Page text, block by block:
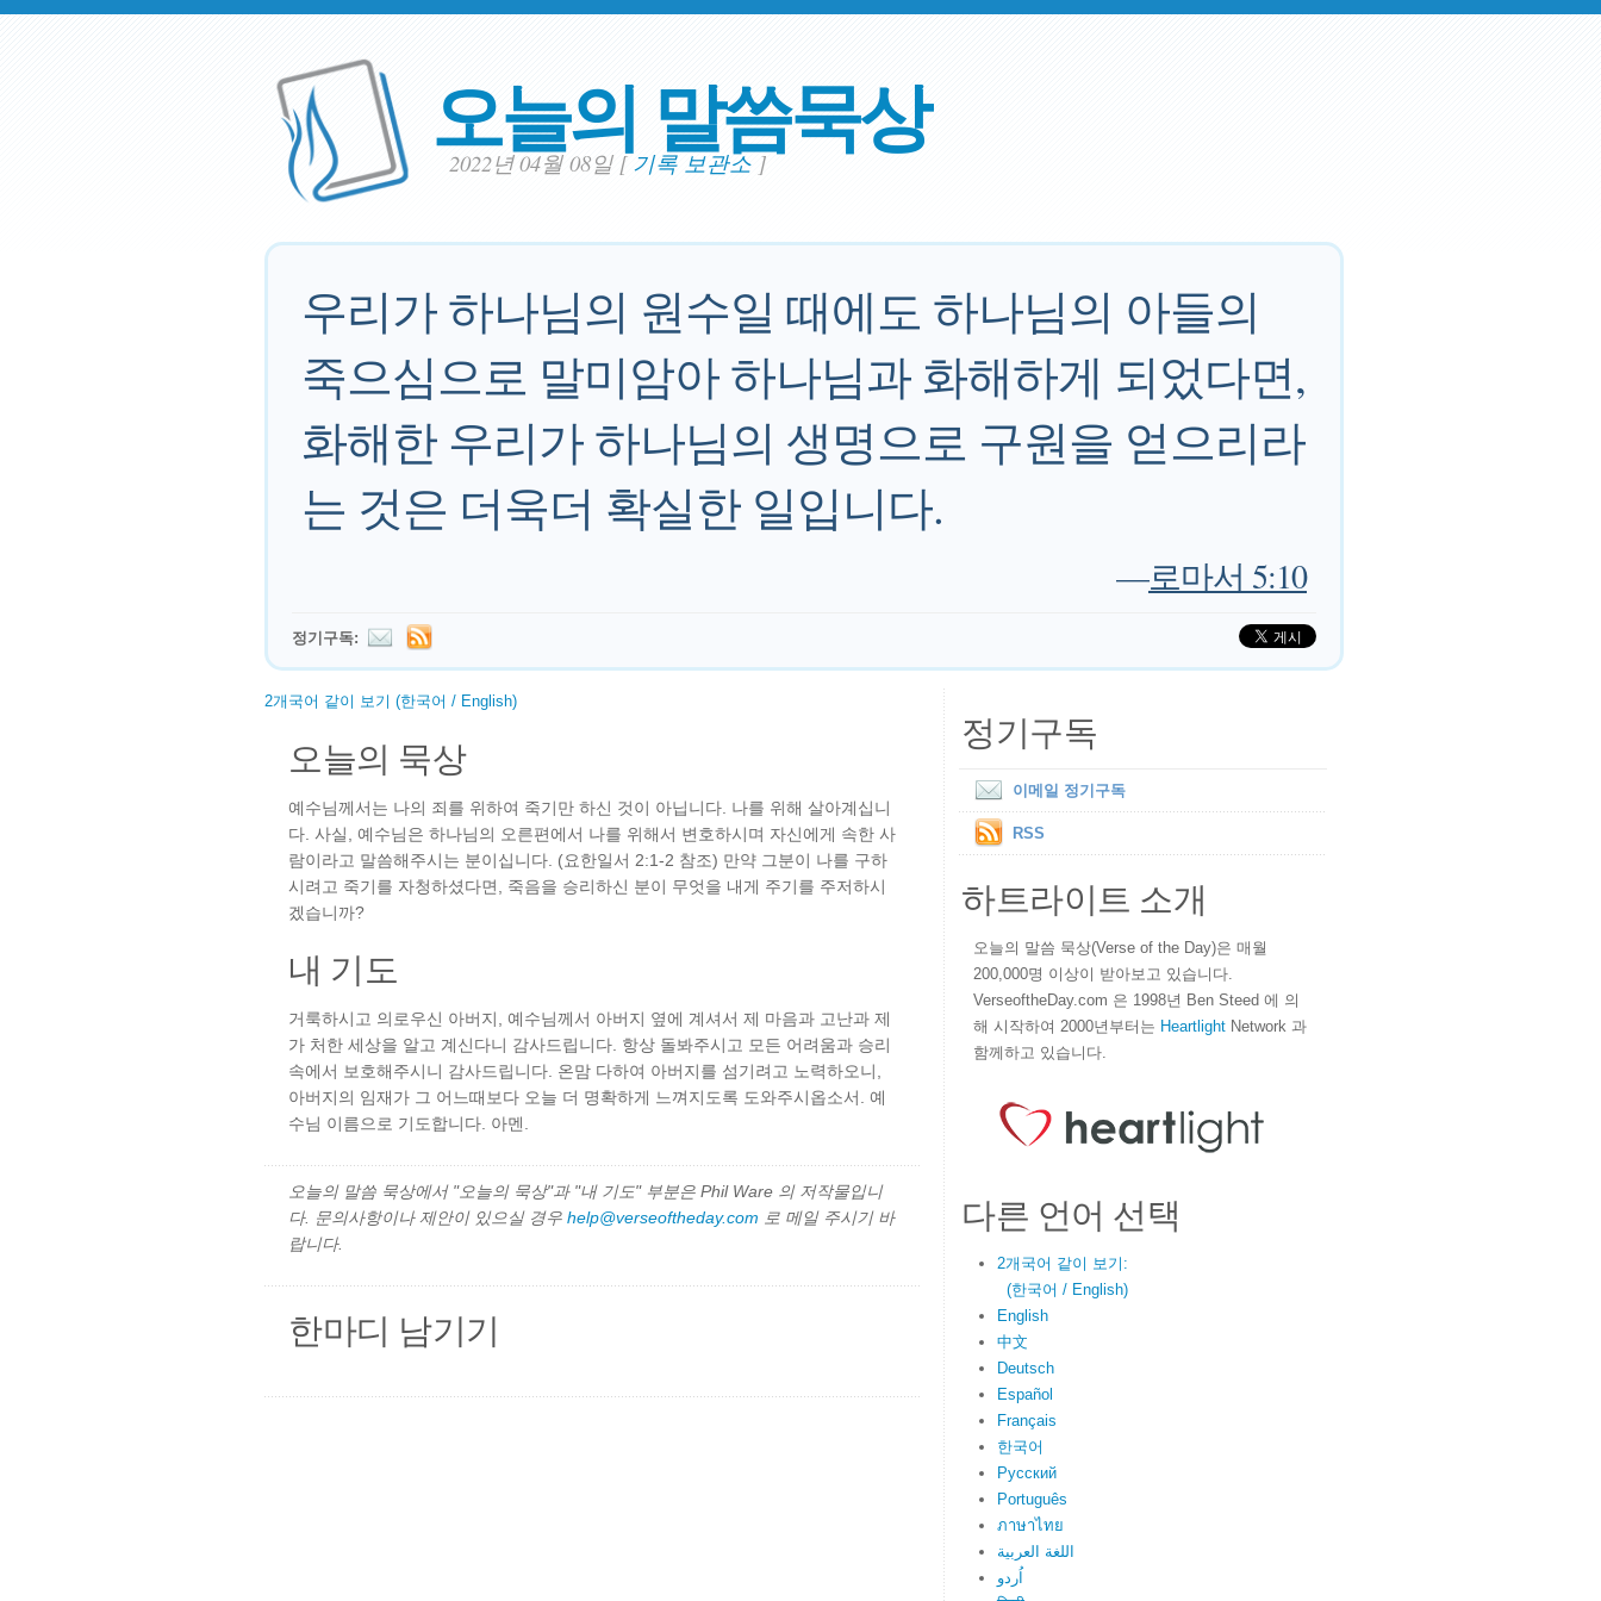
오늘의 말씀묵상
2022년 04월 08일 [기록 보관소]
우리가 하나님의 원수일 때에도 하나님의 아들의
죽으심으로 말미암아 하나님과 화해하게 되었다면,
화해한 우리가 하나님의 생명으로 구원을 얻으리라
는 것은 더욱더 확실한 일입니다.
—로마서 5:10
정기구독:
2개국어 같이 보기 (한국어 / English)
오늘의 묵상
예수님께서는 나의 죄를 위하여 죽기만 하신 것이 아닙니다. 나를 위해 살아계십니
다. 사실, 예수님은 하나님의 오른편에서 나를 위해서 변호하시며 자신에게 속한 사
람이라고 말씀해주시는 분이십니다. (요한일서 2:1-2 참조) 만약 그분이 나를 구하
시려고 죽기를 자청하셨다면, 죽음을 승리하신 분이 무엇을 내게 주기를 주저하시
겠습니까?
내 기도
거룩하시고 의로우신 아버지, 예수님께서 아버지 옆에 계셔서 제 마음과 고난과 제
가 처한 세상을 알고 계신다니 감사드립니다. 항상 돌봐주시고 모든 어려움과 승리
속에서 보호해주시니 감사드립니다. 온맘 다하여 아버지를 섬기려고 노력하오니,
아버지의 임재가 그 어느때보다 오늘 더 명확하게 느껴지도록 도와주시옵소서. 예
수님 이름으로 기도합니다. 아멘.
오늘의 말씀 묵상에서 "오늘의 묵상"과 "내 기도" 부분은 Phil Ware 의 저작물입니
다. 문의사항이나 제안이 있으실 경우 help@verseoftheday.com 로 메일 주시기 바
랍니다.
한마디 남기기
정기구독
이메일 정기구독
RSS
하트라이트 소개
오늘의 말씀 묵상(Verse of the Day)은 매월
200,000명 이상이 받아보고 있습니다.
VerseoftheDay.com 은 1998년 Ben Steed 에 의
해 시작하여 2000년부터는 Heartlight Network 과
함께하고 있습니다.
다른 언어 선택
2개국어 같이 보기:
(한국어 / English)
English
中文
Deutsch
Español
Français
한국어
Русский
Português
ภาษาไทย
اللغة العربية
اُردو